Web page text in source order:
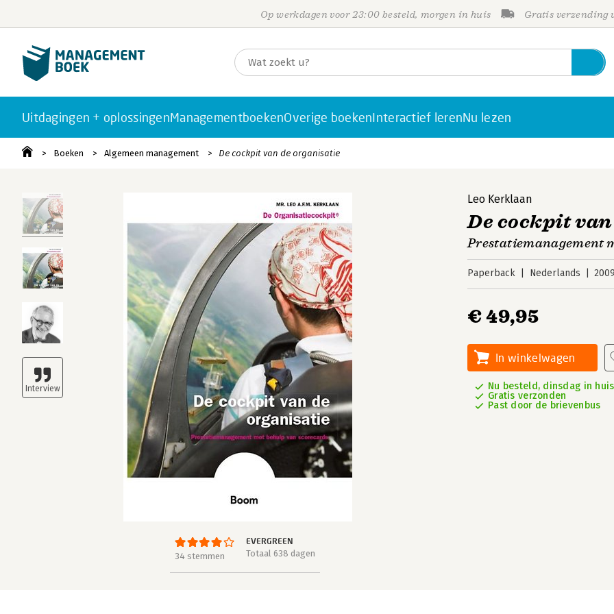
Op werkdagen voor 23:00 besteld, morgen in huis Gratis verzending
Uitdagingen + oplossingenManagementboekenOverige boekenInteractief lerenNu lezen
Boeken Algemeen management De cockpit van de organisatie
34 stemmen
EVERGREEN
Totaal 638 dagen
Leo Kerklaan
De cockpit
Prestatiemanagement
Paperback Nederlands
€ 49,95
In winkelwagen
Nu besteld, dinsdag in huis
Gratis verzonden
Past door de brievenbus